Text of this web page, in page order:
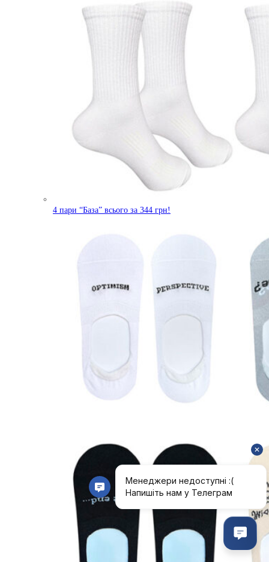
4 пари “База” всього за 344 грн!